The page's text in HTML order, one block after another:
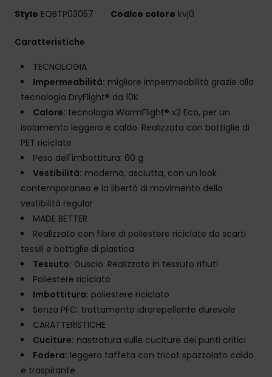
Style EQBTP03057 Codice colore kvj0
Caratteristiche
TECNOLOGIA
Impermeabilità: migliore impermeabilità grazie alla
tecnologia DryFlight® da 10K
Calore: tecnologia WarmFlight® x2 Eco, per un
isolamento leggero e caldo. Realizzata con bottiglie di
PET riciclate
Peso dell'imbottitura: 60 g
Vestibilità: moderna, asciutta, con un look
contemporaneo e la libertà di movimento della
vestibilità regular
MADE BETTER
Realizzato con fibre di poliestere riciclate da scarti
tessili e bottiglie di plastica
Tessuto: Guscio: Realizzato in tessuto rifiuti
Poliestere riciclato
Imbottitura: poliestere riciclato
Senza PFC: trattamento idrorepellente durevole
CARATTERISTICHE
Cuciture: nastratura sulle cuciture dei punti critici
Fodera: leggero taffeta con tricot spazzolato caldo
e traspirante